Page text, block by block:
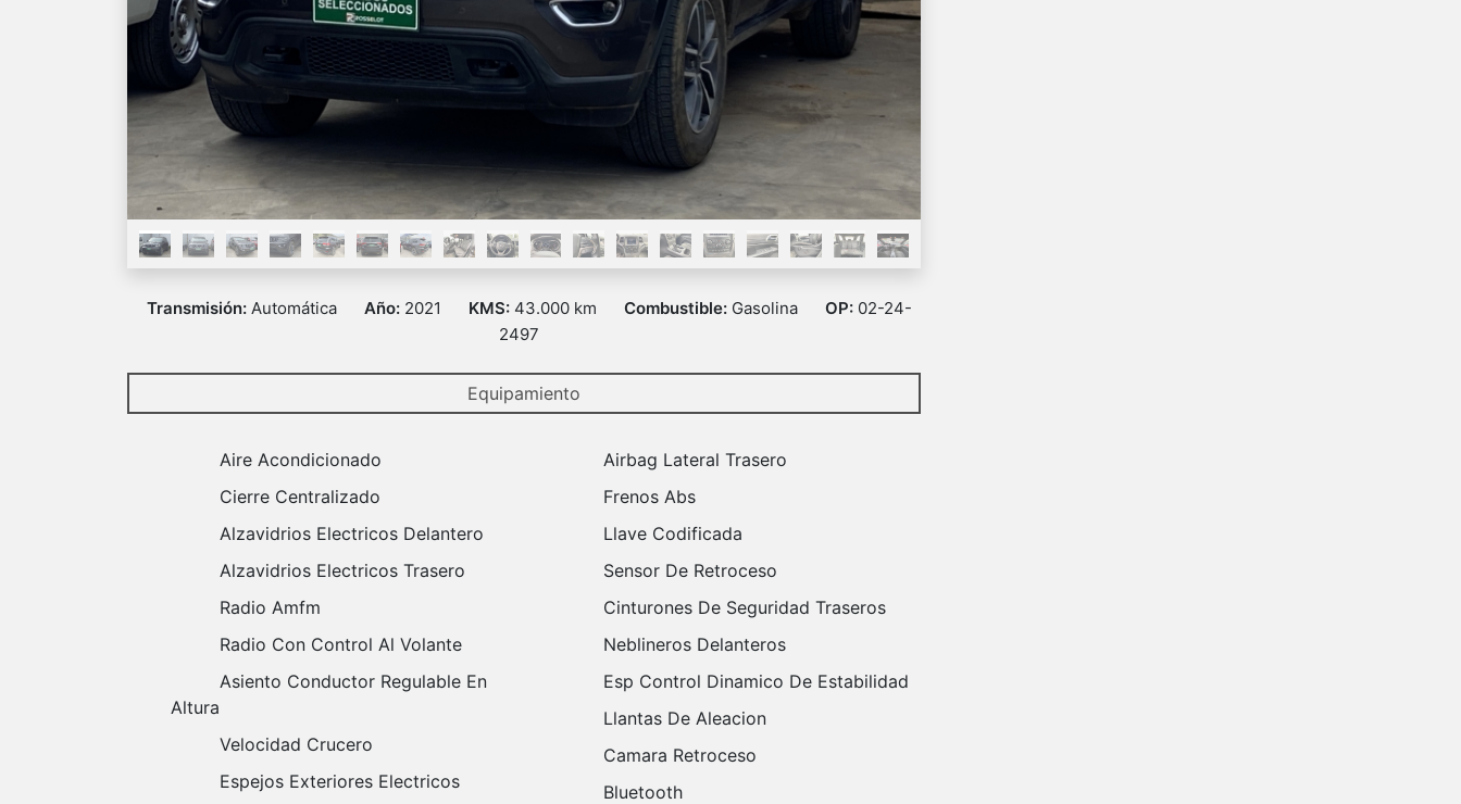
Transmisión: Automática Año: 2021 KMS: 43.000 km Combustible: Gasolina OP: 02-24-
2497
Equipamiento
Aire Acondicionado
Cierre Centralizado
Alzavidrios Electricos Delantero
Alzavidrios Electricos Trasero
Radio Amfm
Radio Con Control Al Volante
Altura
Velocidad Crucero
Espejos Exteriores Electricos
Airbag Lateral Trasero
Frenos Abs
Llave Codificada
Sensor De Retroceso
Cinturones De Seguridad Traseros
Neblineros Delanteros
Esp Control Dinamico De Estabilidad
Llantas De Aleacion
Camara Retroceso
Bluetooth